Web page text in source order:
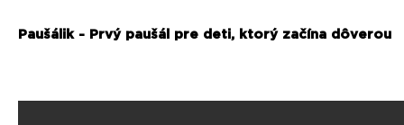
Paušálik - Prvý paušál pre deti, ktorý začína dôverou